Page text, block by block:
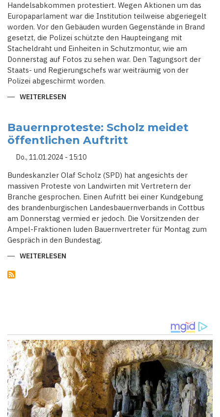
Handelsabkommen protestiert. Wegen Aktionen um das
Europaparlament war die Institution teilweise abgeriegelt
worden. Vor den Gebäuden wurden Gegenstände in Brand
gesetzt, die Polizei schützte den Haupteingang mit
Stacheldraht und Einheiten in Schutzmontur, wie am
Donnerstag auf Fotos zu sehen war. Den Tagungsort der
Staats- und Regierungschefs war weiträumig von der
Polizei abgeschirmt worden.
WEITERLESEN
BRÄNDEN
NACH
BAUERNPROTESTEN
IN
TEILS
Bauernproteste: Scholz meidet
öffentlichen Auftritt
Do., 11.01.2024 - 15:10
Bundeskanzler Olaf Scholz (SPD) hat angesichts der
massiven Proteste von Landwirten mit Vertretern der
Branche gesprochen. Einen Aufritt bei einer Kundgebung
des brandenburgischen Landesbauernverbands in Cottbus
am Donnerstag vermied er jedoch. Die Vorsitzenden der
Ampel-Fraktionen luden Bauernvertreter für Montag zum
Gespräch in den Bundestag.
WEITERLESEN